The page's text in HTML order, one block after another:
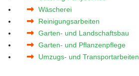
Wäscherei
Reinigungsarbeiten
Garten- und Landschaftsbau
Garten- und Pflanzenpflege
Umzugs- und Transportarbeiten